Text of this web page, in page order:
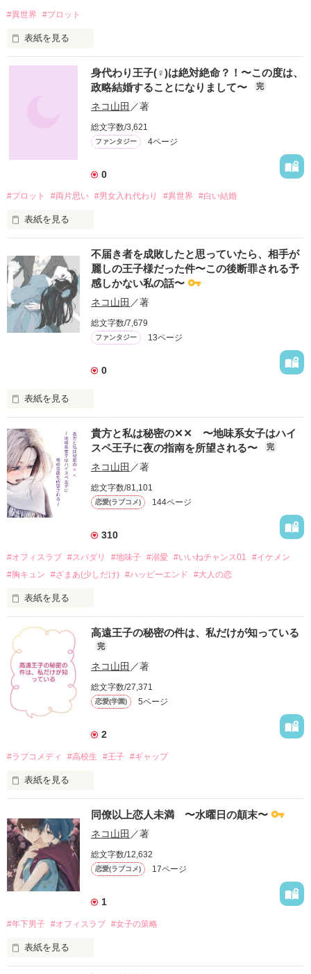
表紙はミカスケ様のフリーイラストをお借りしています。
作品を読む
若手エリート取締役　✕　平凡だと思っている私
親会社からの出向でやってきたイケメンの若手エリートの取締
役に、なぜだか毎度虫ケラを見るような冷たい視線を向けられ
とで関係改善を図ってみるも状況は変わらず。
諦めていたある日の職場内の飲み会で、そんな取締役に「俺、
君とキスがしたかった」と言われてしまい……？
−−−
振られた元恋人を一途に思い続け、よりを戻したいと願う(でも
かわい子ちゃんはつまみ食いしちゃうぞ★系の)タチの悪い取締
役と、乙女ゲームを攻略しつくした(自称)恋愛の達人のヒロイ
ン。
「俺、今でもあの人を忘れられないんだ。でも、可愛い子がい
たら、その子と気持ちいいことはしたくなるじゃん？だって男
の子だもん♡」
「今こそ乙女ゲームで鍛え上げられた能力を発揮して、世の為
人の為、このクズをメロメロにした挙げ句にこっ酷く振ってや
騙し騙されしている二人が、真の恋愛に目覚める日は果たして
くるのか？
作品を読む
#異世界 #プロット
表紙を見る
貧しい伯爵家令嬢セイラに、歳の離れた成金商家の後妻となる
縁談が持ちあがる。結婚すれば商家への多額のツケは帳消しと
なると聞き、両親は大喜び(父親と義母)。けれど先方が欲しい
のはセイラが持つ伯爵令嬢という肩書だけ。それは完全なる政
主人の横暴さを嘆く乳母や、怒る幼馴染みの子爵令息ダニーを
宥めるセイラだが、そんな彼女にもたった一つ夢があった。
そんな思いで初めて忍び込んだ舞踏会で、セイラは運命的な出
逢いをする。人混みに酔い庭園で休んでいたセイラが男に絡ま
れていた所を美麗な紳士が助けてくれたのだ。
しかしその相手とは遊び慣れた婦人としか火遊びをしないと公
言する悪名高き放蕩侯爵、ジルベルト・マンチェスター(以下侯
爵)のことだった。
友人や家のメイド達の助けを借り、なんとか侯爵に近づいては
必死に恋愛豊富な令嬢ぶるセイラ。
そんな彼女に侯爵も次第に興味を抱きだす。
ある日セイラの元に「駆け落ちしよう」と意を決したダニーが
やってくる。しかし「貴方に迷惑はかけられない」と、それを
断る。
ダニーは侯爵の元を訪れ「遊びならセイラにちょっかい出すの
必死に嘘をつき、背伸びしてまで自分に近づこうとした彼女が
づく侯爵。
彼女と真摯に向き合おうと決意するも、ダニーから「一途な彼
女に、自分が相応しい相手だと思っているのか？」と問われて
しまう。
過去の行いを悔やむ侯爵は清らかな彼女に手を出す権利がない
と思い込み「嘘はバレた」と、わざと冷たくセイラをあしらい
ダニーの元に行くよう突き放す。
後日酒場でやけ酒を煽る侯爵の元に、ダニーが再度訪れる。
「駆け落ちしようと散々口説いたが結局振られてしまった。結
局愛より金を取った女なのだ」
彼女はそんな女ではない。カッとなって殴りかかる侯爵にダニ
ーは捨て台詞を吐く。
「今頃教会で式を上げてるのでは？奪いとるなら今ですよ」
教会へ急ぐ侯爵。そこには祈りを捧げるセイラの姿。
セイラは結婚はせずに修道院に入ると宣言し、協会へと一時的
に身をおいていたのだった。
「嘘つきでもなんでも、とにかく君が好きなんだ」と、侯爵は
告白をする。
二人は抱き合い気持ちを確かめ合う。
身代わり王子(♀)は絶対絶命？！〜この度は、
政略結婚することになりまして〜
完
ネコ山田 ／著
総文字数/3,621
ファンタジー 4ページ
0
#プロット #両片思い #男女入れ代わり #異世界 #白い結婚
表紙を見る
ある日、リンデンヴェルク国の女王から結婚の申込みが亜国に
届く。
大国との縁談は小国の亜国にとって願ってもない話だが、その
相手の王子サクルは納得せず、ついには書き置きを残し失踪し
てしまう。
その身代わりに仕立て上げられたのは顔が似ている王族の末席
のアンジェラ。
性別が違うからバレると抗議するが「『虚弱の為夜伽はできな
い』と言って逃げろ」と言いくるめられ、結局大国に嫁ぐこと
一方リンデンヴェルク国側にも思惑があった。
が落馬事故で亡くなってしまっていた。
結果王位についたのは腹違いの妹である、おてんば姫ことルベ
ライト。
しかしその実態は王位争いを嫌う側妃が性別を偽って育ててき
た王子だった。
「王配を得て、子をなすのが使命である」
周囲の圧力に、虚弱体質の王子との婚姻なら「子供ができなく
ても仕方なかった」と言い訳できると苦肉の策。それが亜国に
婚姻を申し込んだ理由だった。
婚姻の儀でルベライトは、緊張に震えるアンジェラにときめき
を覚える。「俺は男もイケる口だったのか」混乱しながら優し
徐々に好意を抱き始めるが罪悪感も感じてくる。
お忍びでのピクニック中、二人は何者かに襲われる。ルベライ
てしまう。その夜断罪を覚悟するアンジェラにルベライトも男
であると打ち明け、お互いの気持ちも告白する。
実はルベライトは兄の落馬事故の真相を探っていた。怪しいの
は宰相のロドリゴ。そんなロドリゴは今度はルベライトの命も
狙っていた。
そんな二人の前に「さすらいの大薬草師」と名乗る、失踪して
いたサクルが現れる。
サクルは森で、ロドリゴが近日開かれる舞踏会で毒薬を飲ませ
ようとしている話を立ち聞きしていた。
三人は考えた結果「敢えて毒を飲む」ことにする。実際はすり
替えたものを飲むが、命は助かったが副作用で性別が変わった
それを公表すると「あの薬にそんな効果はなかった筈だ」と悔
しげなロドリゴ。それをルベライトは見逃さない。「後でたっ
ぷり話を聞かせてもらうよ」と兵士に連行させる。
「敵がうててよかったですね」アンジェラが安堵すると、
「それに、今後は本当の姿で一緒にいられる」とルベライトは
作品を読む
不届き者を成敗したと思っていたら、相手が
麗しの王子様だった件〜この後断罪される予
感しかない私の話〜
ネコ山田 ／著
総文字数/7,679
ファンタジー 13ページ
0
表紙を見る
ある日の市場にて、店先に置いていた売上が奪われる被害が発
生する。
花屋のルーシーは突き飛ばされて怪我をした店主の老女の代わ
りに犯人を追いかけ捕獲するが、なんと相手は人違い。
しかもその男は実はお忍びで市場にやってきていた王子様だっ
たようで……？
「今日のところは勘弁してやる。けれど、次に会った時は……
ないんだけれど！！！
--
表紙の素適なイラストは「ノーコピーライトガール」様からお
借りしています。
貴方と私は秘密の✕✕ 〜地味系女子はハイ
スペ王子に夜の指南を所望される〜
完
ネコ山田 ／著
総文字数/81,101
恋愛(ラブコメ) 144ページ
310
#オフィスラブ #スパダリ #地味子 #溺愛 #いいねチャンス01
#イケメン
#胸キュン
#ざまあ(少しだけ) #ハッピーエンド #大人の恋
表紙を見る
---
自他共認める地味子の山本郁子（２６）。
ある日会社の給湯室で会社の華と称される女性社員達の、「ハ
イスペックな彼氏なのに、夜だけが残念」という下世話な話を
立ち聞きしてしまう。
８)。
『お願いです。女性が夜に何をどうして欲しいのか、ぜひ僕
自分への悪口を聞いてしまった王子は、何故か私に「夜の指
南」をお願いしたいとグイグイ迫ってくるのだけれ
ど……？？？
素敵な表紙はミカスケ様のフリーイラストをお借りしていま
http://misoko.net/
20230824
高遠王子の秘密の件は、私だけが知っている
完
ネコ山田 ／著
総文字数/27,371
恋愛(学園) 5ページ
2
#ラブコメディ #高校生 #王子 #ギャップ
表紙を見る
✕
カースト最上位クールな王子様
◇◇◇
なんで、どうしてこうなった？
同僚以上恋人未満 〜水曜日の顛末〜
ネコ山田 ／著
総文字数/12,632
恋愛(ラブコメ) 17ページ
1
#年下男子 #オフィスラブ #女子の策略
表紙を見る